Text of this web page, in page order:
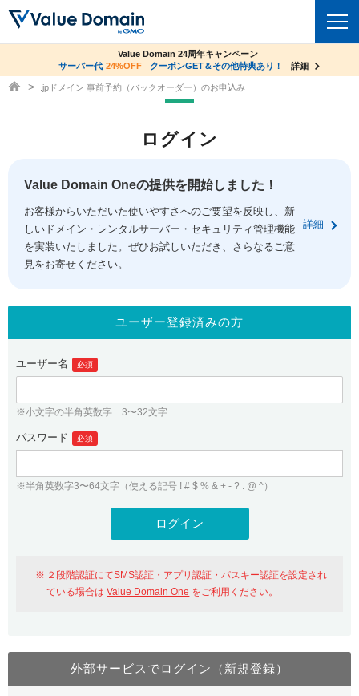
ドメイントップ
ドメイン移管
ドメイン価格一覧
ドメイン一括検索
.jpドメインオークション
gTLDオークション NEW!
.jpドメインバックオーダー
プレミアムドメイン
人気ドメインの種類
WHOIS検索
コアサーバー
バリューサーバー
XREA
セキュリティトップ
Value Domain ネットde診断
SSL証明書
サービストップ
お得意様割引
紹介制度
バリュードメインAPI
ドメイン・ホスティングOEM
facebook
ログイン
従来のバリュードメインをご利用希望の方
Value Domainにログイン
おすすめ One レンタルサーバーを含む最新の機能を使う方
Value Domain Oneにログイン
ユーザー登録
co.jpドメイン✕コアサーバーV2ビジネス応援キャンペーン
サーバー料金1年間無料
詳細
Value Domain 24周年キャンペーン
サーバー代 24%OFF クーポンGET＆その他特典あり！ 詳細
ドメイン取得ならバリュードメイン
.jpドメイン 事前予約（バックオーダー）のお申込み
ログイン
Value Domain Oneの提供を開始しました！
お客様からいただいた使いやすさへのご要望を反映し、新
しいドメイン・レンタルサーバー・セキュリティ管理機能
を実装いたしました。ぜひお試しいただき、さらなるご意
見をお寄せください。
詳細
ユーザー登録済みの方
ユーザー名 必須
※小文字の半角英数字 3〜32文字
パスワード 必須
※半角英数字3〜64文字（使える記号 ! # $ % & + - ? . @ ^）
２段階認証にてSMS認証・アプリ認証・パスキー認証を設定され
ている場合はValue Domain One をご利用ください。
外部サービスでログイン（新規登録）